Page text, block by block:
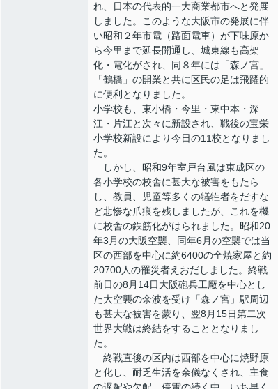
れ、日本の代表的一大商業都市へと発展
しました。このような大阪市の発展に伴
い昭和２年市電（路面電車）が下味原か
ら今里まで延長開通し、城東線も高架
化・電化がされ、同８年には「森ノ宮」
「鶴橋」の開業と共に区民の足は飛躍的
に便利となりました。
小学校も、東小橋・今里・東中本・深
江・片江と次々に新設され、戦後の宝栄
小学校新設により今日の11校となりまし
た。
しかし、昭和9年室戸台風は東成区の
各小学校の校舎に甚大な被害をもたら
し、教員、児童等多くの犠牲者をだすな
ど悲惨な爪痕を残しましたが、これを機
に校舎の鉄筋化がはられました。昭和20
年3月の大阪空襲、同年6月の空襲では当
区の西部を中心に約6400の全焼家屋と約
20700人の罹災者えおだしました。終戦
前日の8月14日大阪砲兵工廠を中心とし
た大空襲の余波を受け「森ノ宮」駅周辺
も甚大な被害を蒙り、翌8月15日第二次
世界大戦は終結をすることとなりまし
た。
終戦直後の区内は西部を中心に焼野原
と化し、耐乏生活を余儀なくされ、主食